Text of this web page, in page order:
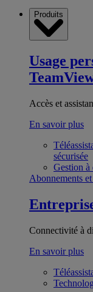
Produits
Usage
Accès et
En savoir plus
sécurisée
Gestion à
Abonnements
Connectivité à
En savoir plus